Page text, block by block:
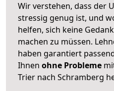
Wir verstehen, dass der
stressig genug ist, und
helfen, sich keine
machen zu müssen.
haben garantiert
Ihnen ohne Probleme
Trier nach Schramberg